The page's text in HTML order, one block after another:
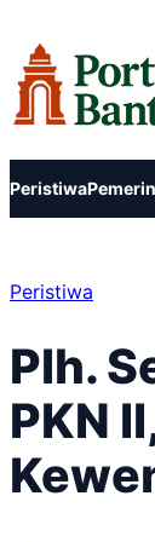
ke
konten
Peristiwa
Peristiwa
Plh.
PKN